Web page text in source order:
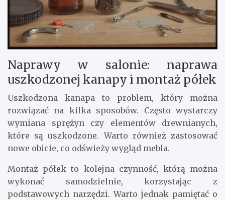
Naprawy w salonie: naprawa
uszkodzonej kanapy i montaż półek
Uszkodzona kanapa to problem, który można
rozwiązać na kilka sposobów. Często wystarczy
wymiana sprężyn czy elementów drewnianych,
które są uszkodzone. Warto również zastosować
nowe obicie, co odświeży wygląd mebla.
Montaż półek to kolejna czynność, którą można
wykonać samodzielnie, korzystając z
podstawowych narzędzi. Warto jednak pamiętać o